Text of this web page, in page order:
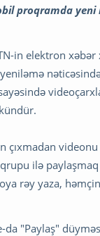
proqramda
in elektron
çıxmadan
ilə
rəy yaza,
da "Paylaş"